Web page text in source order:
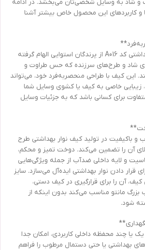
و شاد به وسایل شخصی‌تان می‌بخشد. در ادامه
و کاربردهای این محصول خاص بیشتر آشنا
طرح روی کیف نوار بهداشتی کد A016 از پرندگان استوایی الهام گرفته
شاد و طرح‌های سرزنده که حس طراوت و
این کیف با طراحی منحصر‌به‌فرد خود، می‌تواند
زیبایی خاصی به کیف یا کشوی وسایل شما
برای کسانی باشد که به جزئیات وسایل
و باکیفیت در تولید کیف نوار بهداشتی طرح
آن را تضمین می‌کند. دوخت تمیز و محکم،
و لایه داخلی ضدآب از جمله ویژگی‌هایی
قرار دادن نوار بهداشتی ایده‌آل می‌سازد. سایز
آن را برای قرارگیری در کیف دستی،
مانتو مناسب می‌کند بدون اینکه از
شود.
یا چند محفظه داخلی کاربردی، امکان جدا
بهداشتی یا حتی دستمال مرطوب را فراهم